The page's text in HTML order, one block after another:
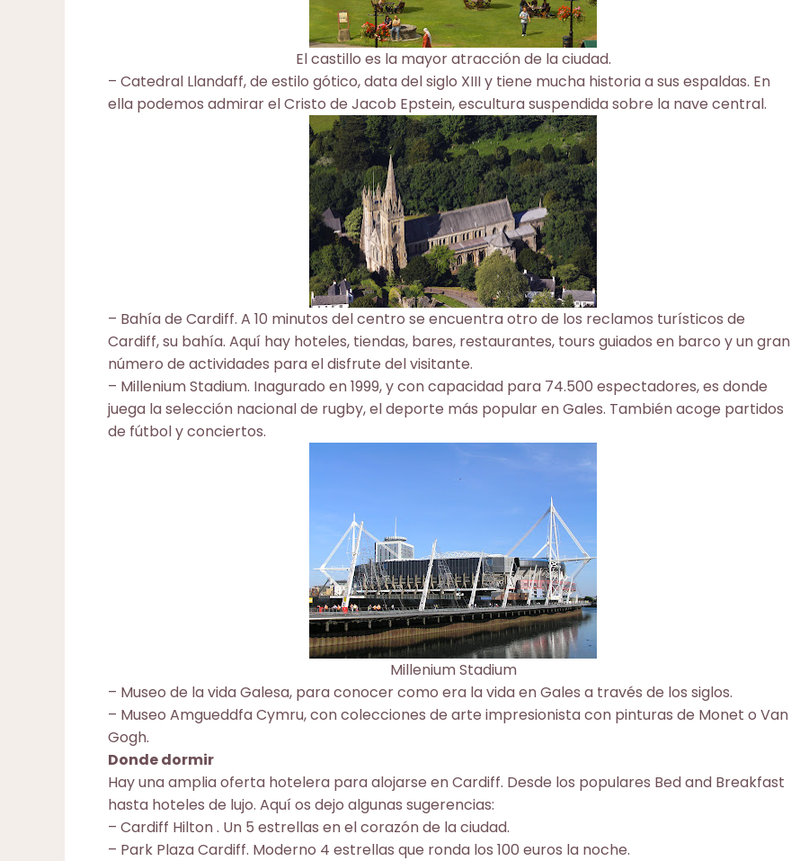
El castillo es la mayor atracción de la ciudad.
– Catedral Llandaff, de estilo gótico, data del siglo XIII y tiene mucha historia a sus espaldas. En
ella podemos admirar el Cristo de Jacob Epstein, escultura suspendida sobre la nave central.
– Bahía de Cardiff. A 10 minutos del centro se encuentra otro de los reclamos turísticos de
Cardiff, su bahía. Aquí hay hoteles, tiendas, bares, restaurantes, tours guiados en barco y un gran
número de actividades para el disfrute del visitante.
– Millenium Stadium. Inagurado en 1999, y con capacidad para 74.500 espectadores, es donde
juega la selección nacional de rugby, el deporte más popular en Gales. También acoge partidos
de fútbol y conciertos.
Millenium Stadium
– Museo de la vida Galesa, para conocer como era la vida en Gales a través de los siglos.
– Museo Amgueddfa Cymru, con colecciones de arte impresionista con pinturas de Monet o Van
Gogh.
Donde dormir
Hay una amplia oferta hotelera para alojarse en Cardiff. Desde los populares Bed and Breakfast
hasta hoteles de lujo. Aquí os dejo algunas sugerencias:
– Cardiff Hilton. Un 5 estrellas en el corazón de la ciudad.
– Park Plaza Cardiff. Moderno 4 estrellas que ronda los 100 euros la noche.